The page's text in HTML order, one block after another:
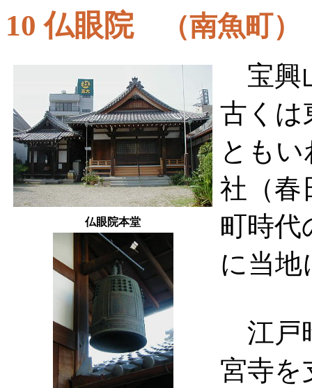
10 仏眼院（南魚町）
仏眼院本堂
宝興
古くは
とも
社（春
町時代
に当地
江戸
宮寺を